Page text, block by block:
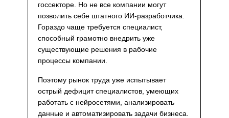
госсекторе. Но не все компании могут
позволить себе штатного ИИ-разработчика.
Гораздо чаще требуется специалист,
способный грамотно внедрить уже
существующие решения в рабочие
процессы компании.
Поэтому рынок труда уже испытывает
острый дефицит специалистов, умеющих
работать с нейросетями, анализировать
данные и автоматизировать задачи бизнеса.